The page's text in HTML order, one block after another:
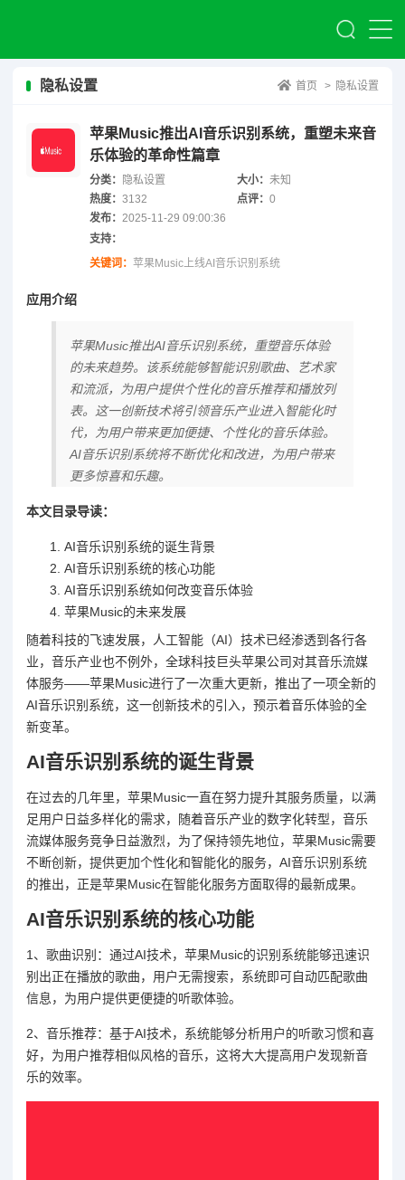
隐私设置 首页 > 隐私设置
苹果Music推出AI音乐识别系统，重塑未来音
乐体验的革命性篇章
分类： 隐私设置 大小：未知
热度： 3132 点评：0
发布： 2025-11-29 09:00:36
支持：
关键词： 苹果Music上线AI音乐识别系统
应用介绍
苹果Music推出AI音乐识别系统，重塑音乐体验
的未来趋势。该系统能够智能识别歌曲、艺术家
和流派，为用户提供个性化的音乐推荐和播放列
表。这一创新技术将引领音乐产业进入智能化时
代，为用户带来更加便捷、个性化的音乐体验。
AI音乐识别系统将不断优化和改进，为用户带来
更多惊喜和乐趣。
本文目录导读：
AI音乐识别系统的诞生背景
AI音乐识别系统的核心功能
AI音乐识别系统如何改变音乐体验
苹果Music的未来发展
随着科技的飞速发展，人工智能（AI）技术已经渗透到各行各
业，音乐产业也不例外，全球科技巨头苹果公司对其音乐流媒
体服务——苹果Music进行了一次重大更新，推出了一项全新的
AI音乐识别系统，这一创新技术的引入，预示着音乐体验的全
新变革。
AI音乐识别系统的诞生背景
在过去的几年里，苹果Music一直在努力提升其服务质量，以满
足用户日益多样化的需求，随着音乐产业的数字化转型，音乐
流媒体服务竞争日益激烈，为了保持领先地位，苹果Music需要
不断创新，提供更加个性化和智能化的服务，AI音乐识别系统
的推出，正是苹果Music在智能化服务方面取得的最新成果。
AI音乐识别系统的核心功能
1、歌曲识别：通过AI技术，苹果Music的识别系统能够迅速识
别出正在播放的歌曲，用户无需搜索，系统即可自动匹配歌曲
信息，为用户提供更便捷的听歌体验。
2、音乐推荐：基于AI技术，系统能够分析用户的听歌习惯和喜
好，为用户推荐相似风格的音乐，这将大大提高用户发现新音
乐的效率。